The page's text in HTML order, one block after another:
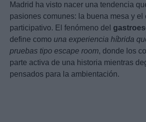
Madrid ha visto nacer una tendencia
pasiones comunes: la buena mesa y el
participativo. El fenómeno del
define como una experiencia híbrida
pruebas tipo escape room, donde los
parte activa de una historia mientras
pensados para la ambientación.